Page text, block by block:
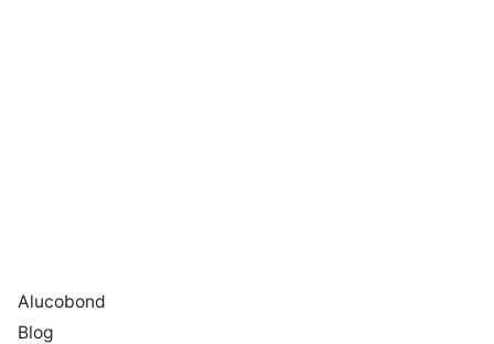
Alucobond
Blog